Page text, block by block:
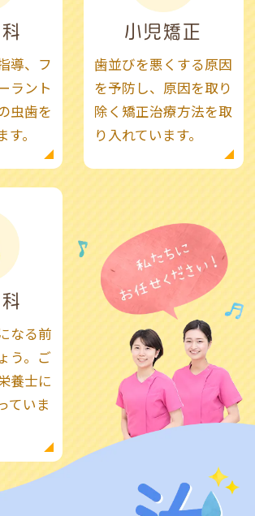
導、フ
ラント
虫歯を
。
小児矯正
歯並びを悪くする原因
を予防し、原因を取り
除く矯正治療方法を取
り入れています。
なる前
う。ご
養士に
ていま